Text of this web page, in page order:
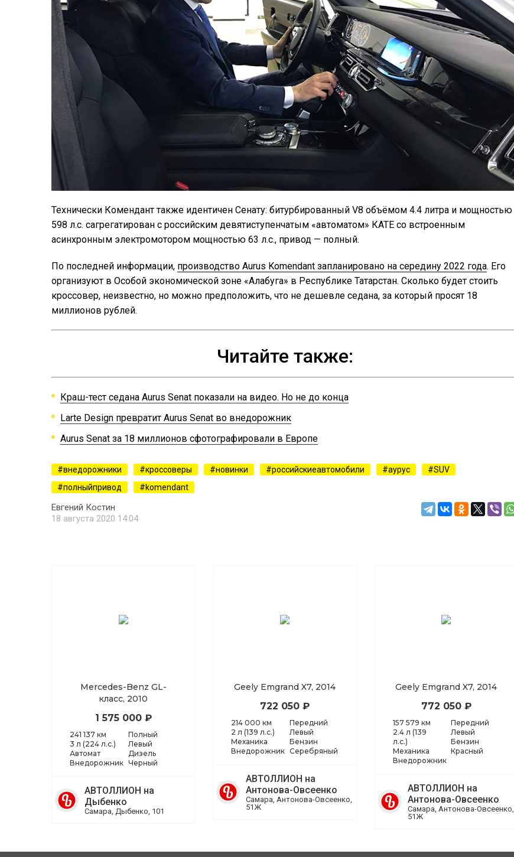
Технически Комендант также идентичен Сенату: битурбированный V8 объёмом 4.4 литра и мощностью
598 л.с. сагрегатирован с российским девятиступенчатым «автоматом» КАТЕ со встроенным
асинхронным электромотором мощностью 63 л.с., привод — полный.
По последней информации, производство Aurus Komendant запланировано на середину 2022 года. Его
организуют в Особой экономической зоне «Алабуга» в Республике Татарстан. Сколько будет стоить
кроссовер, неизвестно, но можно предположить, что не дешевле седана, за который просят 18
миллионов рублей.
Читайте также:
Краш-тест седана Aurus Senat показали на видео. Но не до конца
Larte Design превратит Aurus Senat во внедорожник
Aurus Senat за 18 миллионов сфотографировали в Европе
внедорожники кроссоверы новинки российскиеавтомобили аурус
SUV
полныйпривод
komendant
Евгений Костин
18 августа 2020 14:04
Mercedes-Benz GL-
класс, 2010
1 575 000 ₽
241 137 км
3 л (224 л.с.)
Автомат
Внедорожник
Полный
Левый
Дизель
Черный
АВТОЛЛИОН на
Дыбенко
Самара, Дыбенко, 101
Geely Emgrand X7, 2014
722 050 ₽
214 000 км
2 л (139 л.с.)
Механика
Внедорожник
Передний
Левый
Бензин
Серебряный
АВТОЛЛИОН на
Антонова-Овсеенко
Самара, Антонова-Овсеенко,
51Ж
Geely Emgrand X7, 2014
772 050 ₽
157 579 км
2.4 л (139
л.с.)
Механика
Внедорожник
Передний
Левый
Бензин
Красный
АВТОЛЛИОН на
Антонова-Овсеенко
Самара, Антонова-Овсеенко,
51Ж